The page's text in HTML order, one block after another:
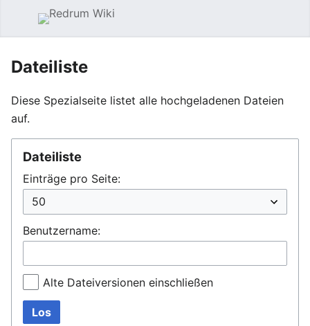
Dateiliste
Diese Spezialseite listet alle hochgeladenen Dateien
auf.
Dateiliste
Einträge pro Seite:
Benutzername:
Alte Dateiversionen einschließen
Los